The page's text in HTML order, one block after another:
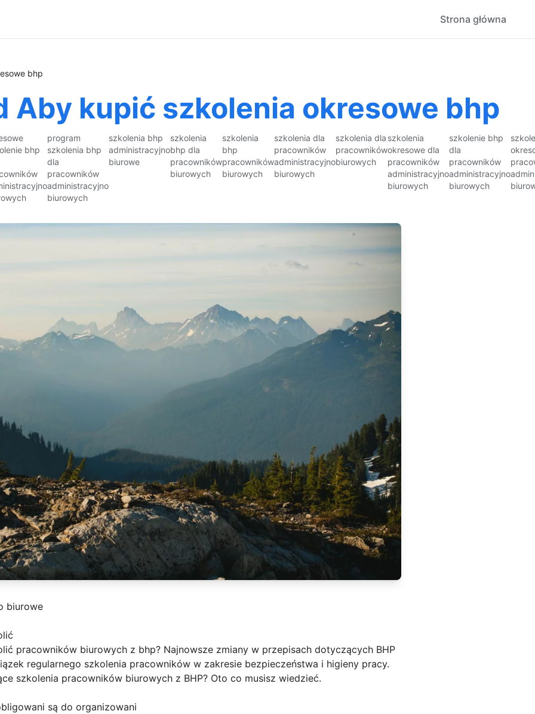
Strona główna
bhp
Aby kupić szkolenia okresowe bhp
bhp
program
szkolenia bhp
dla
pracowników
administracyjno
biurowych
szkolenia bhp
administracyjno
biurowe
szkolenia
bhp dla
pracowników
biurowych
szkolenia
bhp
pracowników
biurowych
szkolenia dla
pracowników
administracyjno
biurowych
szkolenia dla
pracowników
biurowych
szkolenia
okresowe dla
pracowników
administracyjno
biurowych
szkolenie bhp
dla
pracowników
administracyjno
biurowych
biurowe
pracowników biurowych z bhp? Najnowsze zmiany w przepisach dotyczących BHP
regularnego szkolenia pracowników w zakresie bezpieczeństwa i higieny pracy.
szkolenia pracowników biurowych z BHP? Oto co musisz wiedzieć.
są do organizowani